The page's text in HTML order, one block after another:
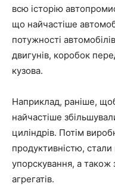
всю історію
що найчастіше
потужності
двигунів, коробок
кузова.
Наприклад, раніше,
найчастіше
циліндрів. Потім
продуктивністю,
упорскування, а також
агрегатів.